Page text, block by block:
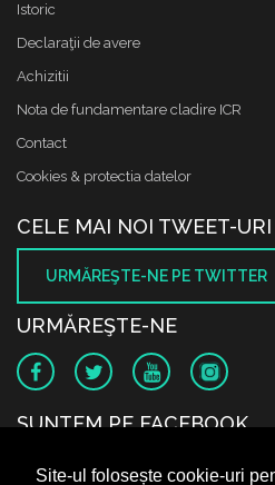
Site-ul folosește cookie-uri
Istoric
Declaraţii de avere
Achizitii
Nota de fundamentare cladire ICR
Contact
Cookies & protectia datelor
CELE MAI NOI TWEET-URI
URMĂREŞTE-NE PE TWITTER
URMĂREŞTE-NE
SUNTEM PE FACEBOOK